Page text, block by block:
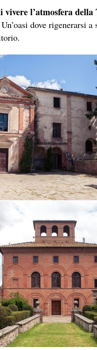
vivere l’atmosfera
Un’oasi dove rigenerarsi